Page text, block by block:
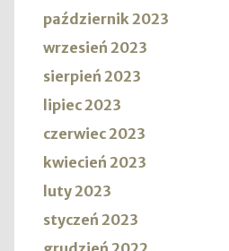
październik 2023
wrzesień 2023
sierpień 2023
lipiec 2023
czerwiec 2023
kwiecień 2023
luty 2023
styczeń 2023